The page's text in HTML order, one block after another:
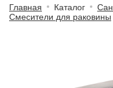
Главная Каталог
Смесители для раковины